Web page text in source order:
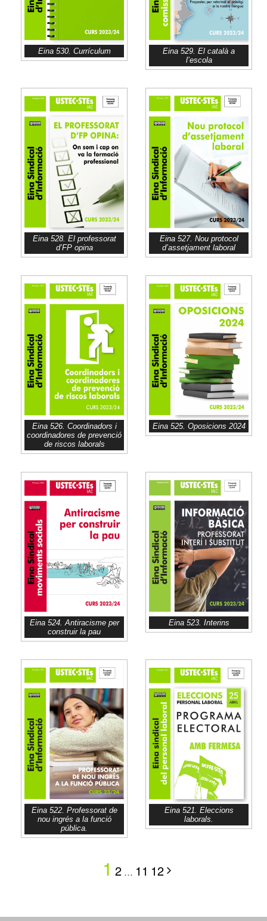
Eina 530. Currículum
Eina 529. El català a
l’escola
Eina 528. El professorat
d’FP opina
Eina 527. Nou protocol
d’assetjament laboral
Eina 526. Coordinadors i
coordinadores de prevenció
de riscos laborals
Eina 525. Oposicions 2024
Eina 524. Antiracisme per
construir la pau
Eina 523. Interins
Eina 522. Professorat de
nou ingrés a la funció
pública.
Eina 521. Eleccions
laborals.
1 2 … 11 12